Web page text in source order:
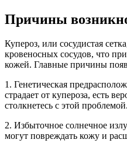
Причины
Купероз, или сосудистая
кровеносных сосудов, что
кожей. Главные причины
1. Генетическая
страдает от купероза, есть
столкнетесь с этой проблемой.
2. Избыточное солнечное
могут повреждать кожу и